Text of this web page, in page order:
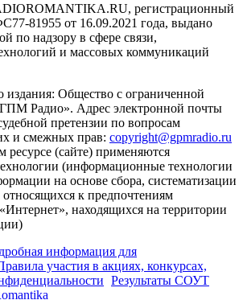
регистрационный
81955 от 16.09.2021 года, выдано
по надзору в сфере связи,
и массовых коммуникаций
издания: Общество с ограниченной
Радио». Адрес электронной почты
претензии по вопросам
и смежных прав: copyright@gpmradio.ru
(сайте) применяются
(информационные технологии
на основе сбора, систематизации
относящихся к предпочтениям
находящихся на территории
информация для
участия в акциях, конкурсах,
Результаты СОУТ